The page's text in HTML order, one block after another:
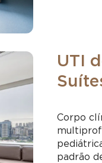
UTI
Corpo
padrão